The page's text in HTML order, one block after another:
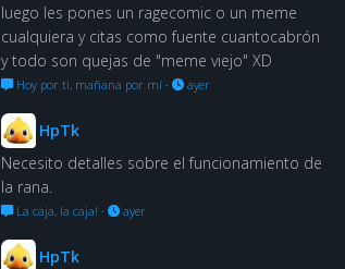
luego les pones un ragecomic o un meme
cualquiera y citas como fuente cuantocabrón
y todo son quejas de "meme viejo" XD
Hoy por ti, mañana por mí · ayer
HpTk
Necesito detalles sobre el funcionamiento de
la rana.
La caja, la caja! · ayer
HpTk